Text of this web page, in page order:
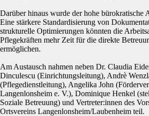
Darüber hinaus wurde der hohe bürokratische
Eine stärkere Standardisierung von
strukturelle Optimierungen könnten die
Pflegekräften mehr Zeit für die direkte
ermöglichen.
Am Austausch nahmen neben Dr. Claudia
Dinculescu (Einrichtungsleitung), Andrè
(Pflegedienstleitung), Angelika John
Langenlonsheim e. V.), Dominique Henkel
Soziale Betreuung) und Vertreter:innen des
Ortsvereins Langenlonsheim/Laubenheim teil.